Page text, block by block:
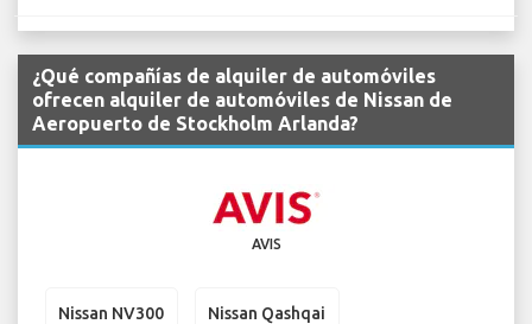
¿Qué compañías de alquiler de automóviles
ofrecen alquiler de automóviles de Nissan de
Aeropuerto de Stockholm Arlanda?
AVIS
Nissan NV300 Nissan Qashqai